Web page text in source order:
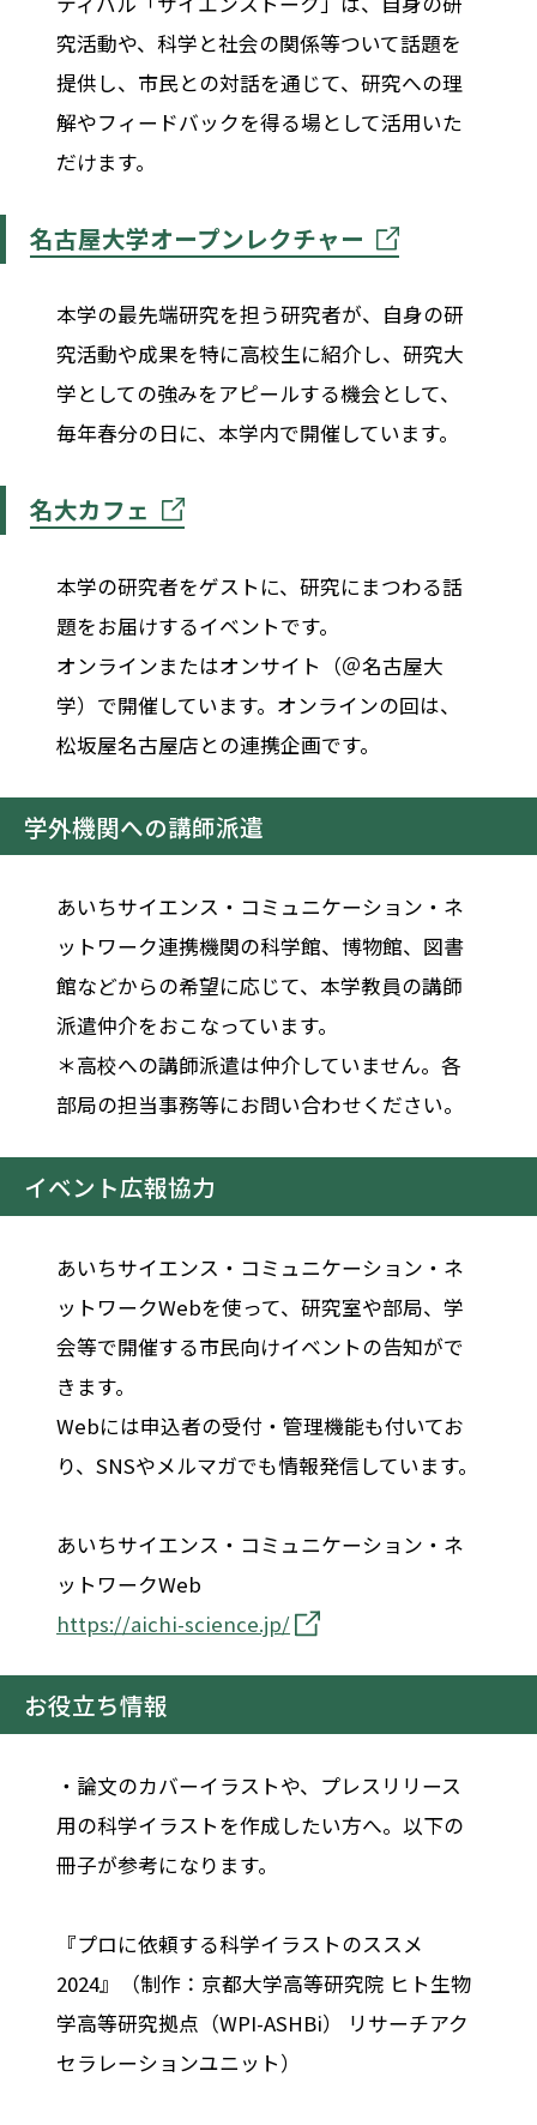
究活動や、科学と社会の関係等ついて話題を
提供し、市民との対話を通じて、研究への理
解やフィードバックを得る場として活用いた
だけます。
名古屋大学オープンレクチャー
本学の最先端研究を担う研究者が、自身の研
究活動や成果を特に高校生に紹介し、研究大
学としての強みをアピールする機会として、
毎年春分の日に、本学内で開催しています。
名大カフェ
本学の研究者をゲストに、研究にまつわる話
題をお届けするイベントです。
オンラインまたはオンサイト（＠名古屋大
学）で開催しています。オンラインの回は、
松坂屋名古屋店との連携企画です。
学外機関への講師派遣
あいちサイエンス・コミュニケーション・ネ
ットワーク連携機関の科学館、博物館、図書
館などからの希望に応じて、本学教員の講師
派遣仲介をおこなっています。
＊高校への講師派遣は仲介していません。各
部局の担当事務等にお問い合わせください。
イベント広報協力
あいちサイエンス・コミュニケーション・ネ
ットワークWebを使って、研究室や部局、学
会等で開催する市民向けイベントの告知がで
きます。
Webには申込者の受付・管理機能も付いてお
り、SNSやメルマガでも情報発信しています。
あいちサイエンス・コミュニケーション・ネ
ットワークWeb
https://aichi-science.jp/
お役立ち情報
・論文のカバーイラストや、プレスリリース
用の科学イラストを作成したい方へ。以下の
冊子が参考になります。
『プロに依頼する科学イラストのススメ
2024』（制作：京都大学高等研究院 ヒト生物
学高等研究拠点（WPI-ASHBi） リサーチアク
セラレーションユニット）